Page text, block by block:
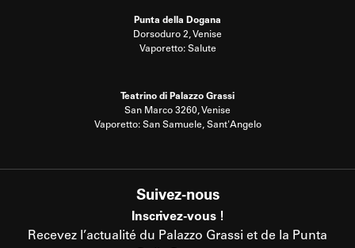
Punta della Dogana
Dorsoduro 2, Venise
Vaporetto: Salute
Teatrino di Palazzo Grassi
San Marco 3260, Venise
Vaporetto: San Samuele, Sant'Angelo
Suivez-nous
Inscrivez-vous !
Recevez l’actualité du Palazzo Grassi et de la Punta